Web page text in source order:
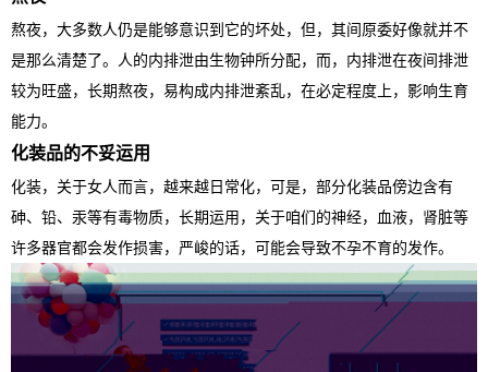
熬夜，大多数人仍是能够意识到它的坏处，但，其间原委好像就并不
是那么清楚了。人的内排泄由生物钟所分配，而，内排泄在夜间排泄
较为旺盛，长期熬夜，易构成内排泄紊乱，在必定程度上，影响生育
能力。
化装品的不妥运用
化装，关于女人而言，越来越日常化，可是，部分化装品傍边含有
砷、铅、汞等有毒物质，长期运用，关于咱们的神经，血液，肾脏等
许多器官都会发作损害，严峻的话，可能会导致不孕不育的发作。